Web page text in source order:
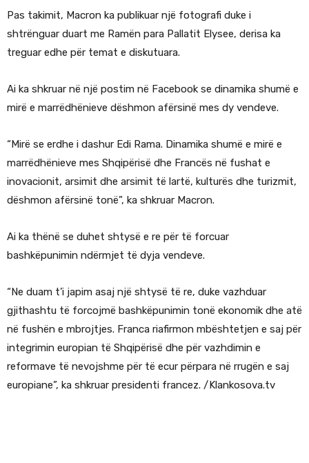
Pas takimit, Macron ka publikuar një fotografi duke i
shtrënguar duart me Ramën para Pallatit Elysee, derisa ka
treguar edhe për temat e diskutuara.
Ai ka shkruar në një postim në Facebook se dinamika shumë e
mirë e marrëdhënieve dëshmon afërsinë mes dy vendeve.
“Mirë se erdhe i dashur Edi Rama. Dinamika shumë e mirë e
marrëdhënieve mes Shqipërisë dhe Francës në fushat e
inovacionit, arsimit dhe arsimit të lartë, kulturës dhe turizmit,
dëshmon afërsinë tonë”, ka shkruar Macron.
Ai ka thënë se duhet shtysë e re për të forcuar
bashkëpunimin ndërmjet të dyja vendeve.
“Ne duam t’i japim asaj një shtysë të re, duke vazhduar
gjithashtu të forcojmë bashkëpunimin tonë ekonomik dhe atë
në fushën e mbrojtjes. Franca riafirmon mbështetjen e saj për
integrimin europian të Shqipërisë dhe për vazhdimin e
reformave të nevojshme për të ecur përpara në rrugën e saj
europiane”, ka shkruar presidenti francez. /Klankosova.tv